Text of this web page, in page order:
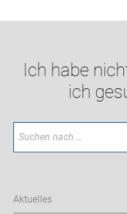
Ich habe
ich
Aktuelles